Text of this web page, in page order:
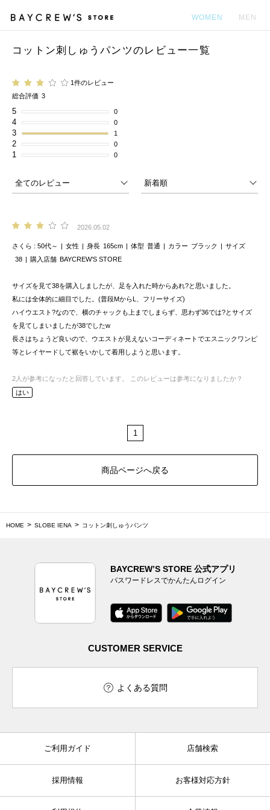
WOMEN MEN
コットン刺しゅうパンツのレビュー一覧
1件のレビュー
総合評価 3
5 0
4 0
3 1
2 0
1 0
2026.05.02
さくら 50代～ 女性 身長 165cm 体型 普通 カラー ブラック
サイズ
38
購入店舗 BAYCREW’S STORE
サイズを見て38を購入しましたが、足を入れた時からあれ?と思いました。
私には全体的に細目でした。(普段MからL、フリーサイズ)
ハイウエスト?なので、横のチャックも上までしまらず、思わず36では?とサイズ
を見てしまいましたが38でしたw
長さはちょうど良いので、ウエストが見えないコーディネートでエスニックワンピ
等とレイヤードして裾をいかして着用しようと思います。
2 人が参考になったと回答しています。
このレビューは参考になりましたか？
はい
1
商品ページへ戻る
HOME SLOBE IENA コットン刺しゅうパンツ
BAYCREW’S STORE 公式アプリ
パスワードレスでかんたんログイン
CUSTOMER SERVICE
よくある質問
ご利用ガイド 店舗検索
採用情報 お客様対応方針